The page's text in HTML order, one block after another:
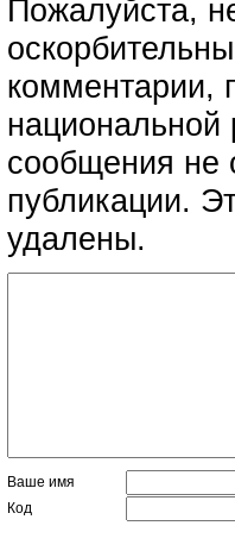
Пожалуйста,
комментарии,
национальной
сообщения не
публикации.
удалены.
Ваше имя
Код